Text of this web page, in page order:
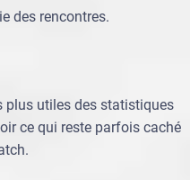
des rencontres.
plus utiles des statistiques
ce qui reste parfois caché